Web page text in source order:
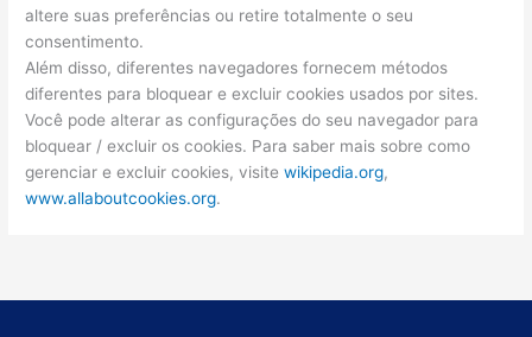
altere suas preferências ou retire totalmente o seu
consentimento.
Além disso, diferentes navegadores fornecem métodos
diferentes para bloquear e excluir cookies usados por sites.
Você pode alterar as configurações do seu navegador para
bloquear / excluir os cookies. Para saber mais sobre como
gerenciar e excluir cookies, visitewikipedia.org,
www.allaboutcookies.org.